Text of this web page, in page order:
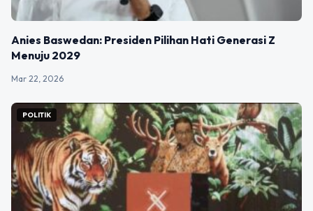
Anies Baswedan: Presiden Pilihan Hati Generasi Z
Menuju 2029
Mar 22, 2026
POLITIK